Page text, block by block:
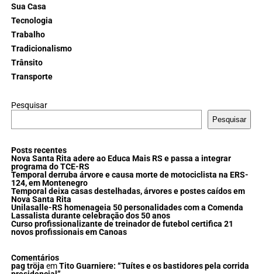
Sua Casa
Tecnologia
Trabalho
Tradicionalismo
Trânsito
Transporte
Pesquisar
Pesquisar
Posts recentes
Nova Santa Rita adere ao Educa Mais RS e passa a integrar
programa do TCE-RS
Temporal derruba árvore e causa morte de motociclista na ERS-
124, em Montenegro
Temporal deixa casas destelhadas, árvores e postes caídos em
Nova Santa Rita
Unilasalle-RS homenageia 50 personalidades com a Comenda
Lassalista durante celebração dos 50 anos
Curso profissionalizante de treinador de futebol certifica 21
novos profissionais em Canoas
Comentários
pag tröja emTito Guarniere: “Tuítes e os bastidores pela corrida